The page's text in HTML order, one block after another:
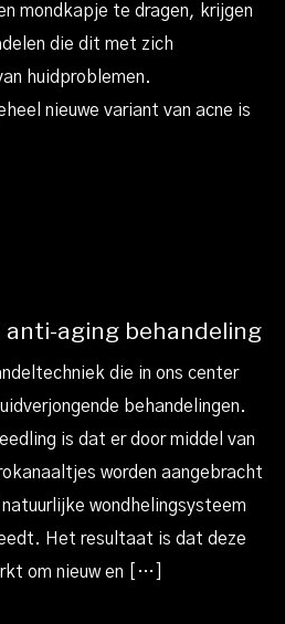
mondkapje te dragen, krijgen
die dit met zich
huidproblemen.
nieuwe variant van acne is
anti-aging behandeling
die in ons center
behandelingen.
is dat er door middel van
worden aangebracht
wondhelingsysteem
Het resultaat is dat deze
om nieuw en […]